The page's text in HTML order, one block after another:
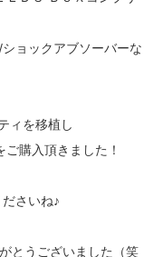
ョックアブソーバーな
ィを移植し
購入頂きました！
さいね♪
とうございました（笑